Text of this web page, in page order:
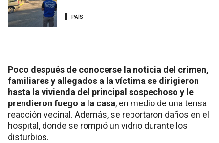
PAÍS
Poco después de conocerse la noticia del crimen,
familiares y allegados a la víctima se dirigieron
hasta la vivienda del principal sospechoso y le
prendieron fuego a la casa, en medio de una tensa
reacción vecinal. Además, se reportaron daños en el
hospital, donde se rompió un vidrio durante los
disturbios.